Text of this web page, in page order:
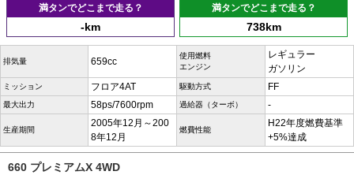
満タンでどこまで走る？
-km
満タンでどこまで走る？
738km
排気量 659cc
使用燃料
エンジン
レギュラー
ガソリン
ミッション フロア4AT 駆動方式 FF
最大出力 58ps/7600rpm 過給器（ターボ） -
生産期間
2005年12月～200
8年12月
燃費性能
H22年度燃費基準
+5%達成
660 プレミアムX 4WD